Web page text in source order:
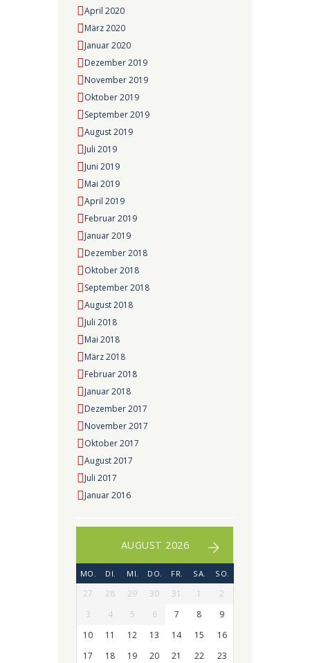
April 2020
März 2020
Januar 2020
Dezember 2019
November 2019
Oktober 2019
September 2019
August 2019
Juli 2019
Juni 2019
Mai 2019
April 2019
Februar 2019
Januar 2019
Dezember 2018
Oktober 2018
September 2018
August 2018
Juli 2018
Mai 2018
März 2018
Februar 2018
Januar 2018
Dezember 2017
November 2017
Oktober 2017
August 2017
Juli 2017
Januar 2016
AUGUST 2026
MO. DI. MI. DO. FR. SA. SO.
27 28 29 30 31 1
2
3
4 5 6 7 8
9
10
11 12 13 14 15
16
17
18 19 20 21 22
23